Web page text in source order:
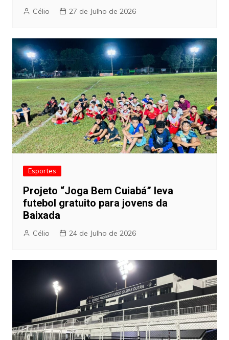
Célio 27 de Julho de 2026
Esportes
Projeto “Joga Bem Cuiabá” leva
futebol gratuito para jovens da
Baixada
Célio 24 de Julho de 2026